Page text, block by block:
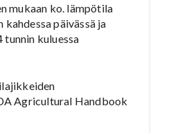
mukaan ko. lämpötila
päivässä ja
kuluessa
Agricultural Handbook